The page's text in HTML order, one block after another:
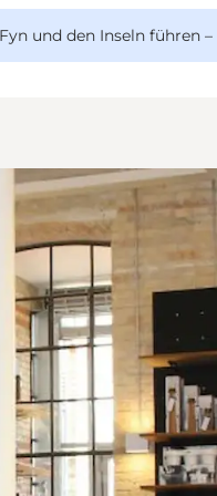
und den Inseln führen –